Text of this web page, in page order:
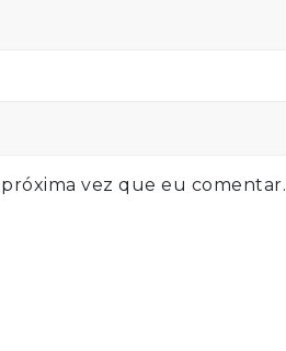
vez que eu comentar.